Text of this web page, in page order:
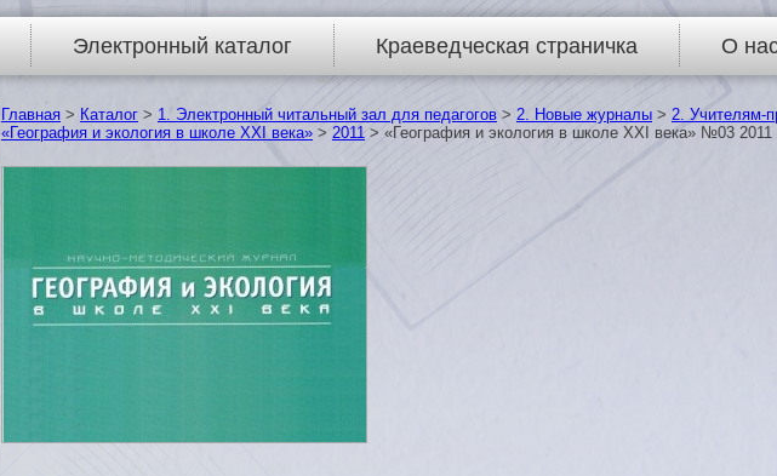
Электронный каталог Краеведческая страничка О
Главная > Каталог > 1. Электронный читальный зал для педагогов > 2. Новые журналы > 2. Учителям-
«География и экология в школе XXI века» > 2011 > «География и экология в школе XXI века» №03 2011